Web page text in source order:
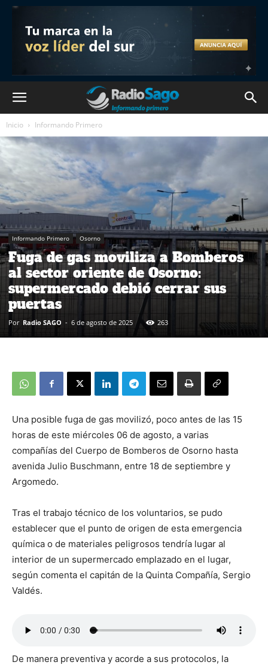
Inicio Informando Primero
Informando Primero Osorno
Fuga de gas moviliza a Bomberos
al sector oriente de Osorno:
supermercado debió cerrar sus
puertas
Por Radio SAGO - 6 de agosto de 2025 263
Una posible fuga de gas movilizó, poco antes de las 15
horas de este miércoles 06 de agosto, a varias
compañías del Cuerpo de Bomberos de Osorno hasta
avenida Julio Buschmann, entre 18 de septiembre y
Argomedo.
Tras el trabajo técnico de los voluntarios, se pudo
establecer que el punto de origen de esta emergencia
química o de materiales peligrosos tendría lugar al
interior de un supermercado emplazado en el lugar,
según comenta el capitán de la Quinta Compañía, Sergio
Valdés.
De manera preventiva y acorde a sus protocolos, la